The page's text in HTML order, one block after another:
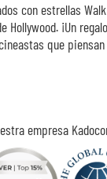
empresa
con estrellas
Hollywood. ¡Un
que